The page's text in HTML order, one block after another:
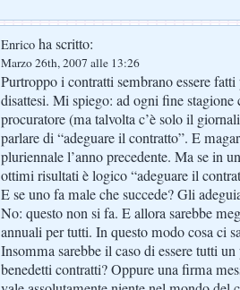
Enrico ha scritto:
Marzo 26th, 2007 alle 13:26
Purtroppo i contratti sembrano essere
disattesi. Mi spiego: ad ogni fine stagione
procuratore (ma talvolta c’è solo il
parlare di “adeguare il contratto”. E
pluriennale l’anno precedente. Ma se in
ottimi risultati è logico “adeguare il
E se uno fa male che succede? Gli
No: questo non si fa. E allora sarebbe
annuali per tutti. In questo modo cosa ci
Insomma sarebbe il caso di essere tutti un
benedetti contratti? Oppure una firma